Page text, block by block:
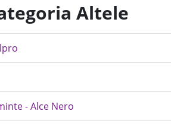
Altele
- Alce Nero